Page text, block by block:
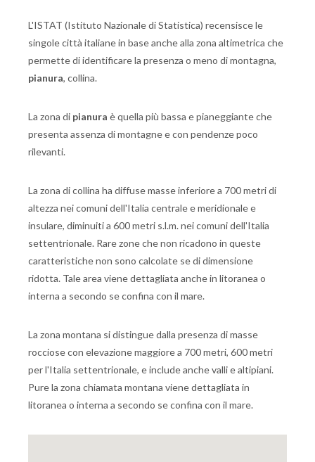
L'ISTAT (Istituto Nazionale di Statistica) recensisce le
singole città italiane in base anche alla zona altimetrica che
permette di identificare la presenza o meno di montagna,
pianura, collina.
La zona di pianura è quella più bassa e pianeggiante che
presenta assenza di montagne e con pendenze poco
rilevanti.
La zona di collina ha diffuse masse inferiore a 700 metri di
altezza nei comuni dell'Italia centrale e meridionale e
insulare, diminuiti a 600 metri s.l.m. nei comuni dell'Italia
settentrionale. Rare zone che non ricadono in queste
caratteristiche non sono calcolate se di dimensione
ridotta. Tale area viene dettagliata anche in litoranea o
interna a secondo se confina con il mare.
La zona montana si distingue dalla presenza di masse
rocciose con elevazione maggiore a 700 metri, 600 metri
per l'Italia settentrionale, e include anche valli e altipiani.
Pure la zona chiamata montana viene dettagliata in
litoranea o interna a secondo se confina con il mare.